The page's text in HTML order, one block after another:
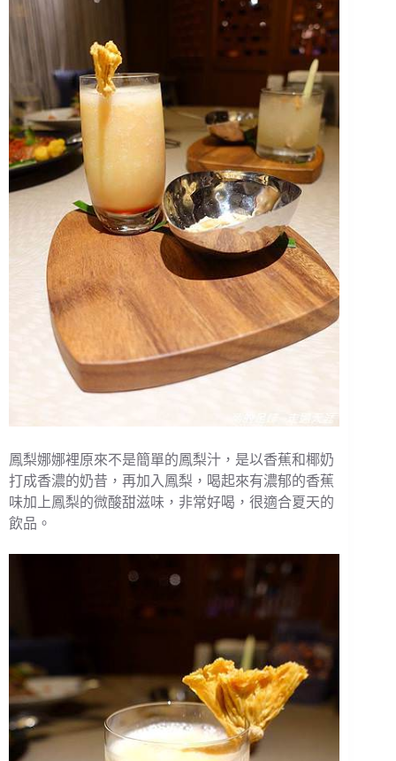
鳳梨娜娜裡原來不是簡單的鳳梨汁，是以香蕉和椰奶
打成香濃的奶昔，再加入鳳梨，喝起來有濃郁的香蕉
味加上鳳梨的微酸甜滋味，非常好喝，很適合夏天的
飲品。